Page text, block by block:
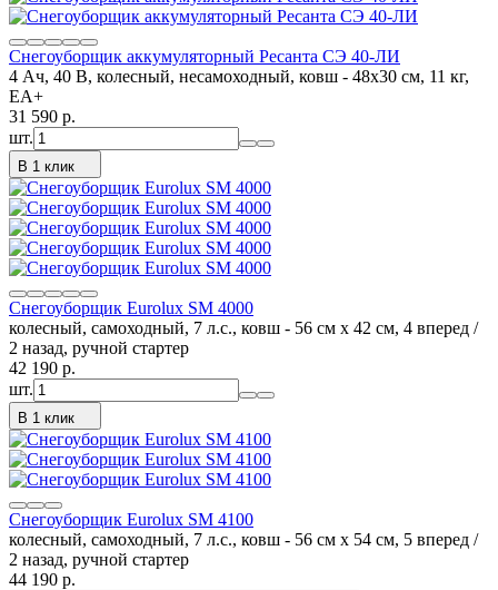
Снегоуборщик аккумуляторный Ресанта СЭ 40-ЛИ
4 Ач, 40 В, колесный, несамоходный, ковш - 48x30 см, 11 кг,
ЕА+
31 590 p.
шт.
В 1 клик
Снегоуборщик Eurolux SM 4000
колесный, самоходный, 7 л.с., ковш - 56 см x 42 см, 4 вперед /
2 назад, ручной стартер
42 190 p.
шт.
В 1 клик
Снегоуборщик Eurolux SM 4100
колесный, самоходный, 7 л.с., ковш - 56 см x 54 см, 5 вперед /
2 назад, ручной стартер
44 190 p.